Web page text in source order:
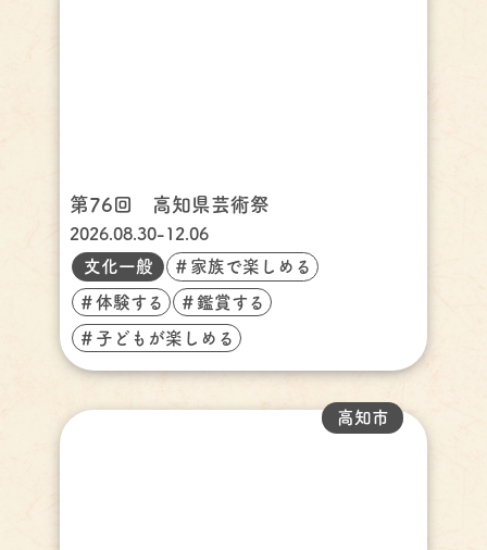
第76回 高知県芸術祭
2026.08.30-12.06
文化一般
＃家族で楽しめる
＃体験する ＃鑑賞する
＃子どもが楽しめる
高知市